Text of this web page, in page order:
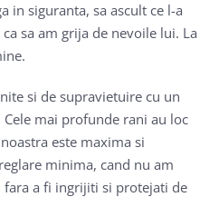
in siguranta, sa ascult ce l-a
sa am grija de nevoile lui. La
si de supravietuire cu un
mai profunde rani au loc
este maxima si
minima, cand nu am
a fi ingrijiti si protejati de